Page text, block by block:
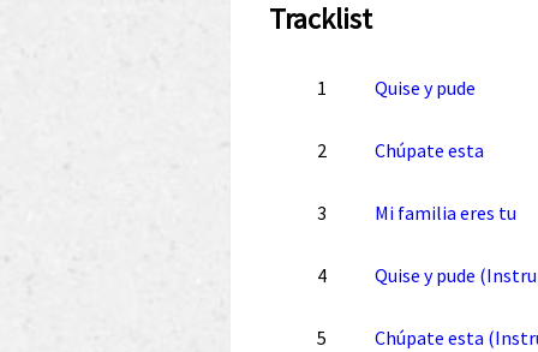
Tracklist
1 Quise y pude
2 Chúpate esta
3 Mi familia eres tu
4 Quise y pude
5 Chúpate esta